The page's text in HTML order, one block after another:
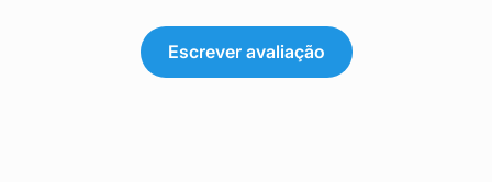
Escrever avaliação